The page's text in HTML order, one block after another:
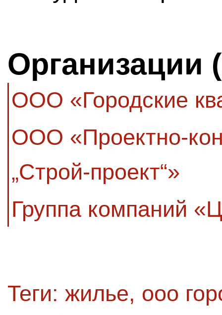
Организации
ООО «Городские
ООО «Проектно-
„Строй-проект“»
Группа компаний
Теги: жилье, ооо